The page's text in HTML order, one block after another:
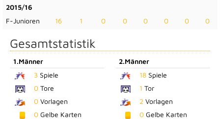
2015/16
F-Junioren
16 1 0 0 0 0 0 0
Gesamtstatistik
1.Männer
3 Spiele
0 Tore
0 Vorlagen
0 Gelbe Karten
2.Männer
18Spiele
1 Tor
2 Vorlagen
0Gelbe Karten